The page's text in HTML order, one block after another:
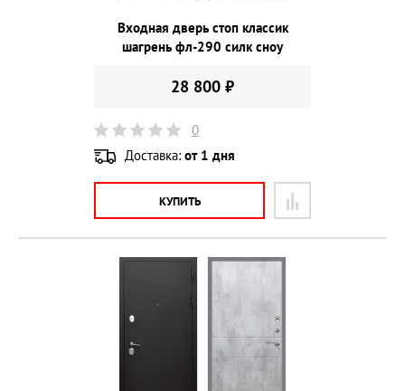
Входная дверь стоп классик
шагрень фл-290 силк сноу
28 800 ₽
0
Доставка: от 1 дня
КУПИТЬ